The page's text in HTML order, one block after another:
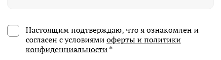
Настоящим подтверждаю, что я ознакомлен и
согласен с условиями оферты и политики
конфиденциальности *